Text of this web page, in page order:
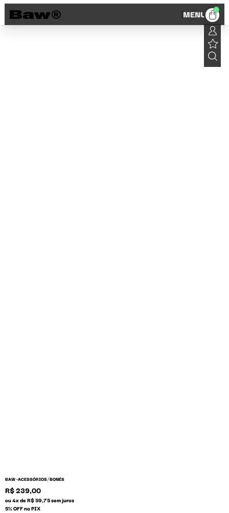
MENU 0
BAW •ACESSÓRIOS/BONÉS
R$ 239,00
ou 4x de R$ 59,75 sem juros
5% OFF no PIX